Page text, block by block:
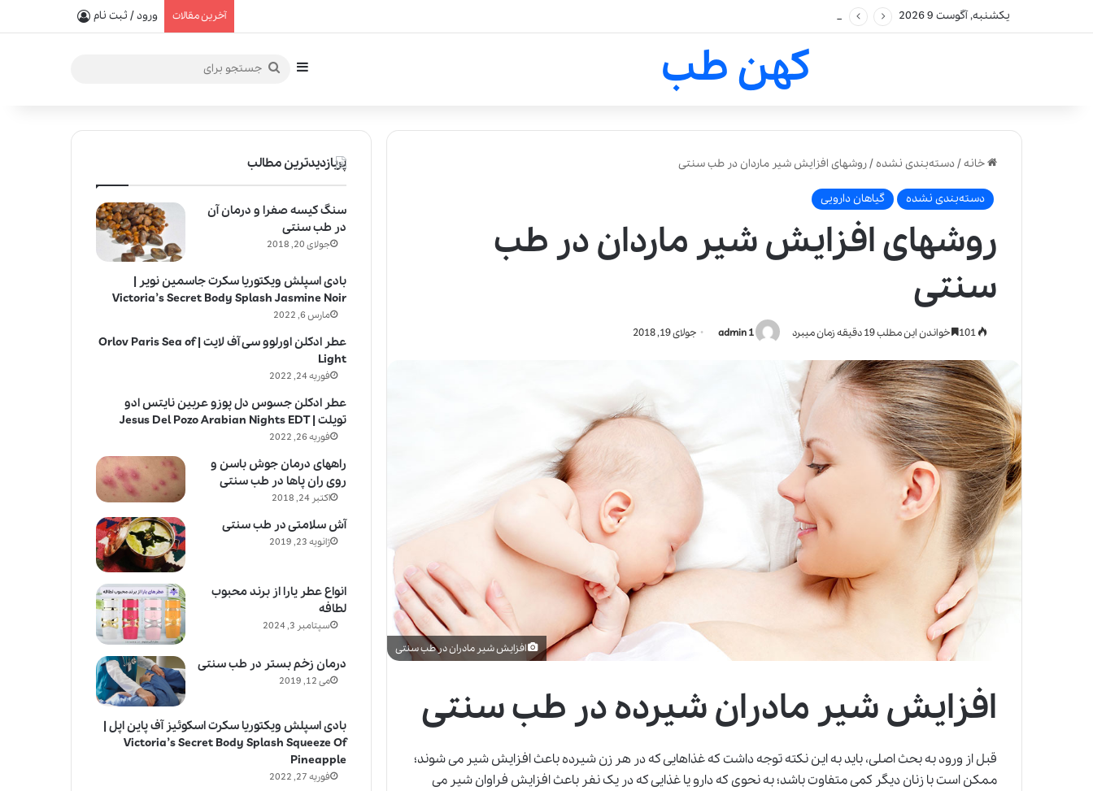
یکشنبه, آگوست 9 2026 آخرین مقالات ورود / ثبت نام
کهن طب سایدبارجستجو
خانه/دسته‌بندی نشده/روشهای افزایش شیر ماردان در طب سنتی
دسته‌بندی نشده گیاهان دارویی
روشهای افزایش شیر ماردان در طب
سنتی
admin 1 جولای 19, 2018 خواندن این مطلب 19 دقیقه زمان میبرد
افزایش شیر مادران در طب سنتی
افزایش شیر مادران شیرده در طب سنتی
قبل از ورود به بحث اصلی، باید به این نکته توجه داشت که غذاهایی که در هر زن شیرده باعث افزایش شیر می شوند؛
ممکن است با زنان دیگر کمی متفاوت باشد؛ به نحوی که دارو یا غذایی که در یک نفر باعث افزایش فراوان شیر می
پربازدیدترین مطالب
سنگ کیسه صفرا و درمان آن
در طب سنتی
جولای 20, 2018
بادی اسپلش ویکتوریا سکرت جاسمین نویر |
Victoria’s Secret Body Splash Jasmine Noir
مارس 6, 2022
عطر ادکلن اورلوو سی آف لایت | Orlov Paris Sea of
Light
فوریه 24, 2022
عطر ادکلن جسوس دل پوزو عربین نایتس ادو
تویلت | Jesus Del Pozo Arabian Nights EDT
فوریه 26, 2022
راههای درمان جوش باسن و
روی ران پاها در طب سنتی
اکتبر 24, 2018
آش سلامتی در طب سنتی
ژانویه 23, 2019
انواع عطر یارا از برند محبوب
لطافه
سپتامبر 3, 2024
درمان زخم بستر در طب سنتی
می 12, 2019
بادی اسپلش ویکتوریا سکرت اسکوئیز آف پاین اپل |
Victoria’s Secret Body Splash Squeeze Of
Pineapple
فوریه 27, 2022